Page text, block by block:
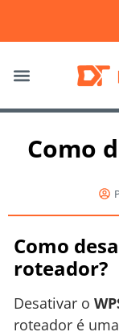
Como
Como
roteador?
Desativar o
roteador é